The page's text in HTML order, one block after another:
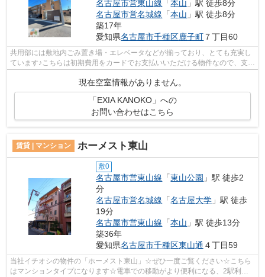
名古屋市営東山線 「本山 」駅 徒歩8分
名古屋市営名城線 「本山 」駅 徒歩8分
築17年
愛知県名古屋市千種区鹿子町 ７丁目60
共用部には敷地内ごみ置き場・エレベータなどが揃っており、とても充実し
ています♪こちらは初期費用をカードでお支払いいただける物件なので、支払
い手続きの手間が省けます♪物件の周...
現在空室情報がありません。
「EXIA KANOKO」への
お問い合わせはこちら
賃貸 | マンション ホーメスト東山
敷0
名古屋市営東山線 「東山公園 」駅 徒歩2
分
名古屋市営名城線 「名古屋大学 」駅 徒歩
19分
名古屋市営東山線 「本山 」駅 徒歩13分
築36年
愛知県名古屋市千種区東山通 ４丁目59
当社イチオシの物件の「ホーメスト東山」☆ぜひ一度ご覧ください☆こちら
はマンションタイプになります☆電車での移動がより便利になる、2駅利用